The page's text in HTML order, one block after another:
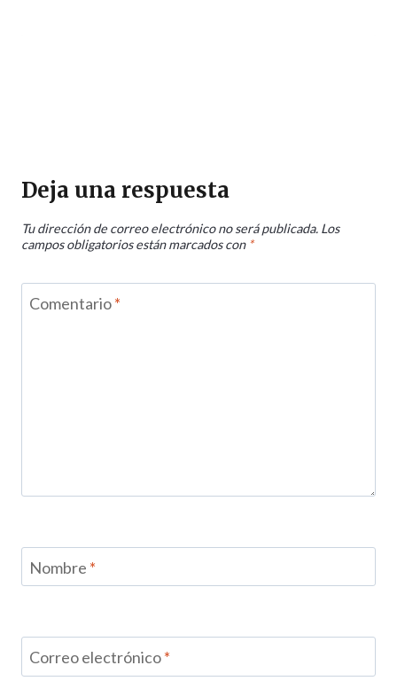
Deja una respuesta
Tu dirección de correo electrónico no será publicada. Los
campos obligatorios están marcados con *
Comentario*
Nombre *
Correo electrónico*